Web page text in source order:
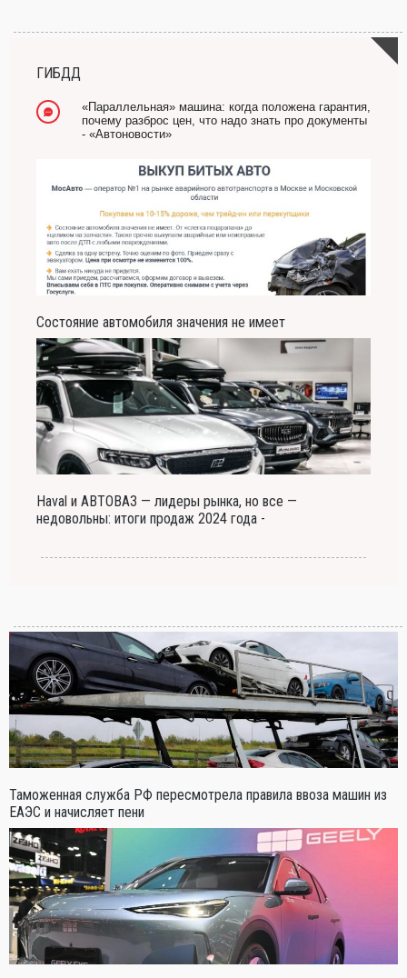
ГИБДД
«Параллельная» машина: когда положена гарантия,
почему разброс цен, что надо знать про документы
- «Автоновости»
Состояние автомобиля значения не имеет
Haval и АВТОВАЗ — лидеры рынка, но все —
недовольны: итоги продаж 2024 года -
Таможенная служба РФ пересмотрела правила ввоза машин из
ЕАЭС и начисляет пени